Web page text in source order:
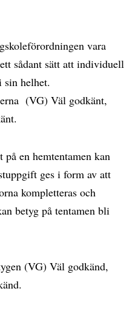
vara
sådant sätt att individuell
sin helhet.
(VG) Väl godkänt,
på en hemtentamen kan
ges i form av att
kompletteras och
betyg på tentamen bli
(VG) Väl godkänd,